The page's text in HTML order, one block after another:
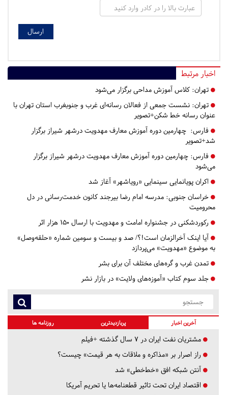
اخبار مرتبط
تهران: کلاس آموزش مداحی برگزار می‌شود
تهران: نشست جمعی از فعالان رسانه‌ای غرب و جنوبغرب استان تهران با
عنوان رسانه خط شکن+تصویر
فارس: چهارمین دوره آموزش معارف مهدویت درشهر شیراز برگزار
شد+تصویر
فارس: چهارمین دوره آموزش معارف مهدویت درشهر شیراز برگزار
می‌شود
اکران پویانمایی سینمایی «رویاشهر» آغاز شد
خراسان جنوبی: مدرسه امام رضا بیرجند کانون خدمت‌رسانی در دل
محرومیت
رکوردشکنی در جشنواره امامت و مهدویت با ارسال ۱۵۰ هزار اثر
آیا اینک آخرالزمان است!؟/ صد و بیست و سومین شماره «حلقه‌وصل»
به موضوع «مهدویت» می‌پردازد
تمدن غرب و گره‌های مختلف آن برای بشر
جلد سوم کتاب «آموزه‌های ولایت» در بازار نشر
آخرین اخبار پربازدیدترین روزنامه ها
مشتریان نفت ایران در ۷ سال گذشته +فیلم
راز اصرار بر «مذاکره و ملاقات به هر قیمت» چیست؟
آنتن شبکه افق «خط‌خطی» شد
اقتصاد ایران تحت تاثیر قطعنامه‌ها یا تحریم‌ آمریکا